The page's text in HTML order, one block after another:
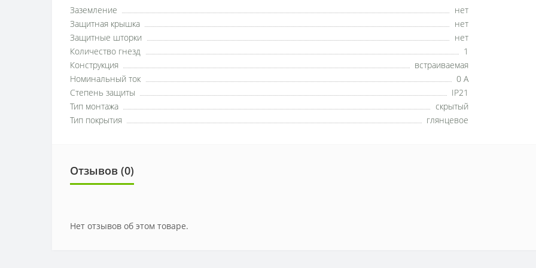
Заземление
нет
Защитная крышка
нет
Защитные шторки
нет
Количество гнезд
1
Конструкция
встраиваемая
Номинальный ток
0 А
Степень защиты
IP21
Тип монтажа
скрытый
Тип покрытия
глянцевое
Отзывов (0)
Нет отзывов об этом товаре.